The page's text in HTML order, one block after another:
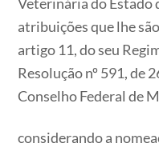
atribuições que lhe
artigo 11, do seu
Resolução nº 591, de
Conselho Federal de
considerando a